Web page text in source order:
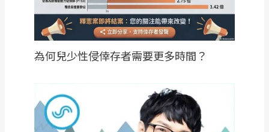
為何兒少性侵倖存者需要更多時間？